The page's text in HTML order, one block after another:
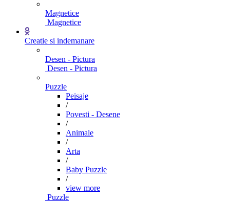
Magnetice
Magnetice
Creatie si indemanare
Desen - Pictura
Desen - Pictura
Puzzle
Peisaje
/
Povesti - Desene
/
Animale
/
Arta
/
Baby Puzzle
/
view more
Puzzle